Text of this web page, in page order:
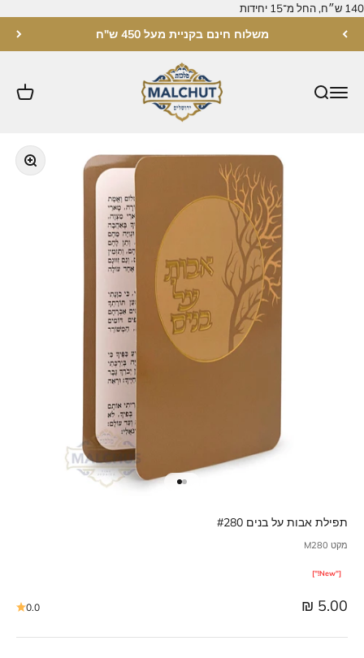
משלוח חינם בקניית מעל 450 ש"ח
מלכות ירושלים
תקריב
תפילת אבות על בנים #280
מקט M280
["New!"]
מחיר מבצע
5.00 ₪
0.0